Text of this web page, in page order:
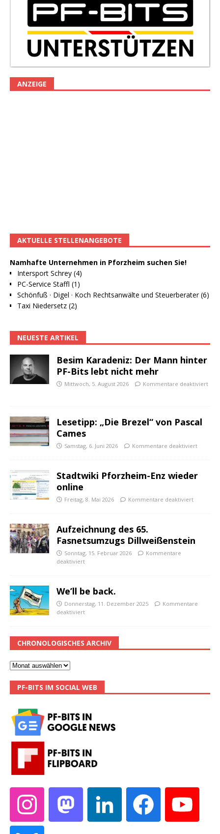
ANZEIGE
AKTUELLE STELLENANGEBOTE
Namhafte Unternehmen in Pforzheim suchen Sie!
Intersport Schrey (4)
PC-Service Staffl (1)
Schönfuß · Digel · Koch Rechtsanwälte und Steuerberater (6)
Taxi Niedersetz (2)
NEUESTE ARTIKEL
Besim Karadeniz: Der Mann hinter
PF-Bits lebt nicht mehr
Mittwoch, 5. August 2026 Kommentare deaktiviert
Lesetipp: „Die Brezel“ von Pascal
Cames
Samstag, 6. Juni 2026 Kommentare deaktiviert
Stadtwiki Pforzheim-Enz wieder
online
Freitag, 8. Mai 2026 Kommentare deaktiviert
Aufzeichnung des 65.
Fasnetsumzugs Dillweißenstein
Sonntag, 15. Februar 2026
Kommentare
deaktiviert
We’ll be back.
Donnerstag, 11. Dezember 2025
Kommentare
deaktiviert
CHRONOLOGISCHES ARCHIV
PF-BITS IM SOCIAL WEB